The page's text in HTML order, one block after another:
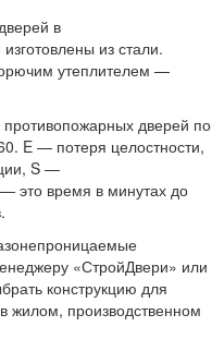
в
из стали.
утеплителем —
дверей по
E — потеря целостности,
S —
это время в минутах до
«СтройДвери» или
конструкцию для
жилом, производственном